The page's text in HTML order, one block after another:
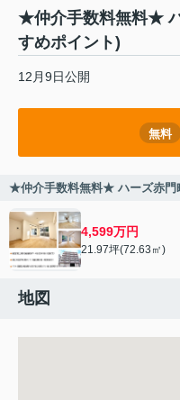
★仲介手数料無料★
すめポイント)
12月9日公開
無料
★仲介手数料無料★ ハーズ赤門
4,599万円
21.97坪(72.63㎡)
地図